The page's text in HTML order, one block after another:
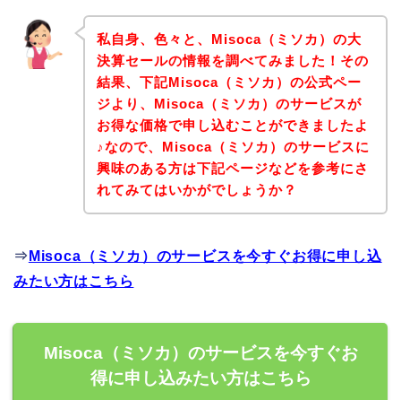
私自身、色々と、Misoca（ミソカ）の大
決算セールの情報を調べてみました！その
結果、下記Misoca（ミソカ）の公式ペー
ジより、Misoca（ミソカ）のサービスが
お得な価格で申し込むことができましたよ
♪なので、Misoca（ミソカ）のサービスに
興味のある方は下記ページなどを参考にさ
れてみてはいかがでしょうか？
⇒ Misoca（ミソカ）のサービスを今すぐお得に申し込
みたい方はこちら
Misoca（ミソカ）のサービスを今すぐお
得に申し込みたい方はこちら